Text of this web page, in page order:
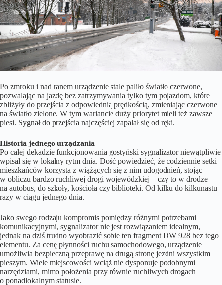
Po zmroku i nad ranem urządzenie stale paliło światło czerwone,
pozwalając na jazdę bez zatrzymywania tylko tym pojazdom, które
zbliżyły do przejścia z odpowiednią prędkością, zmieniając czerwone
na światło zielone. W tym wariancie duży priorytet mieli też zawsze
piesi. Sygnał do przejścia najczęściej zapalał się od ręki.
Historia jednego urządzania
Po całej dekadzie funkcjonowania gostyński sygnalizator niewątpliwie
wpisał się w lokalny rytm dnia. Dość powiedzieć, że codziennie setki
mieszkańców korzysta z wiążących się z nim udogodnień, stojąc
w obliczu bardzo ruchliwej drogi wojewódzkiej – czy to w drodze
na autobus, do szkoły, kościoła czy biblioteki. Od kilku do kilkunastu
razy w ciągu jednego dnia.
Jako swego rodzaju kompromis pomiędzy różnymi potrzebami
komunikacyjnymi, sygnalizator nie jest rozwiązaniem idealnym,
jednak na dziś trudno wyobrazić sobie ten fragment DW 928 bez tego
elementu. Za cenę płynności ruchu samochodowego, urządzenie
umożliwia bezpieczną przeprawę na drugą stronę jezdni wszystkim
pieszym. Wiele miejscowości wciąż nie dysponuje podobnymi
narzędziami, mimo położenia przy równie ruchliwych drogach
o ponadlokalnym statusie.